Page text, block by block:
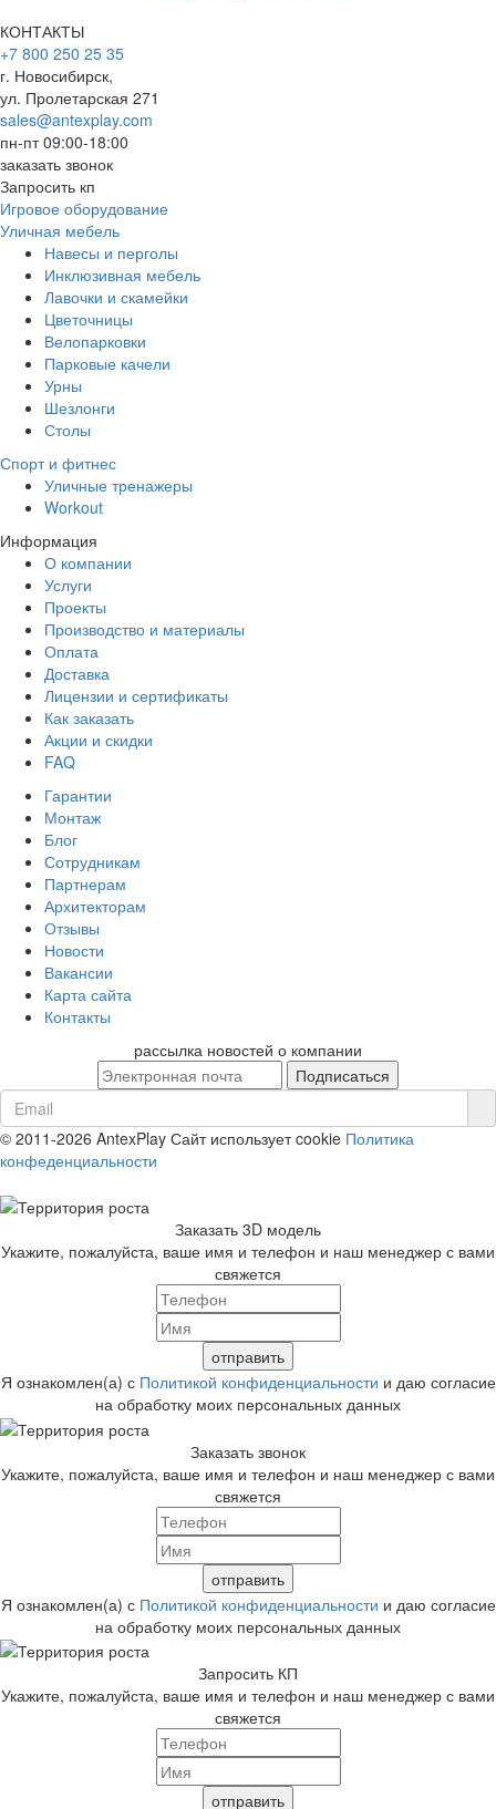
КОНТАКТЫ
+7 800 250 25 35
г. Новосибирск,
ул. Пролетарская 271
sales@antexplay.com
пн-пт 09:00-18:00
заказать звонок
Запросить кп
Игровое оборудование
Уличная мебель
Навесы и перголы
Инклюзивная мебель
Лавочки и скамейки
Цветочницы
Велопарковки
Парковые качели
Урны
Шезлонги
Столы
Спорт и фитнес
Уличные тренажеры
Workout
Информация
О компании
Услуги
Проекты
Производство и материалы
Оплата
Доставка
Лицензии и сертификаты
Как заказать
Акции и скидки
FAQ
Гарантии
Монтаж
Блог
Сотрудникам
Партнерам
Архитекторам
Отзывы
Новости
Вакансии
Карта сайта
Контакты
рассылка новостей о компании
© 2011-2026 AntexPlay Сайт использует cookie Политика
конфеденциальности
Заказать 3D модель
Укажите, пожалуйста, ваше имя и телефон и наш менеджер с вами
свяжется
Я ознакомлен(а) с Политикой конфиденциальности и даю согласие
на обработку моих персональных данных
Заказать звонок
Укажите, пожалуйста, ваше имя и телефон и наш менеджер с вами
свяжется
Я ознакомлен(а) с Политикой конфиденциальности и даю согласие
на обработку моих персональных данных
Запросить КП
Укажите, пожалуйста, ваше имя и телефон и наш менеджер с вами
свяжется